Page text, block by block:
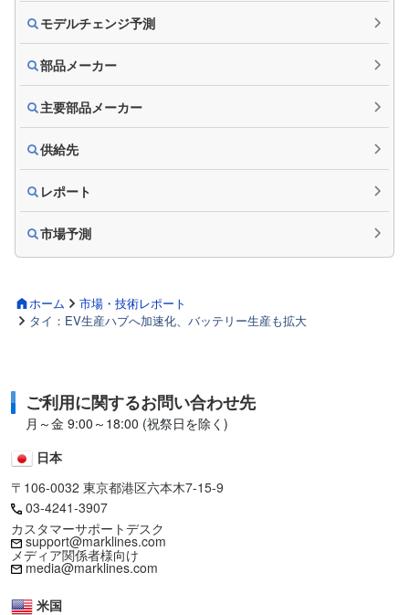
ホーム
市場・技術レポート
タイ：EV生産ハブへ加速化、バッテリー生産も拡大
モデルチェンジ予測
部品メーカー
主要部品メーカー
供給先
レポート
市場予測
ご利用に関するお問い合わせ先
月～金 9:00～18:00 (祝祭日を除く)
日本
〒106-0032 東京都港区六本木7-15-9
03-4241-3907
カスタマーサポートデスク
support@marklines.com
メディア関係者様向け
media@marklines.com
米国